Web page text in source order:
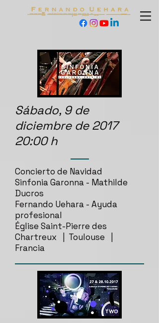
Sábado, 9 de
diciembre de 2017
20:00 h
Concierto de Navidad
Sinfonia Garonna - Mathilde
Ducros
Fernando Uehara - Ayuda
profesional
Église Saint-Pierre des
Chartreux | Toulouse |
Francia